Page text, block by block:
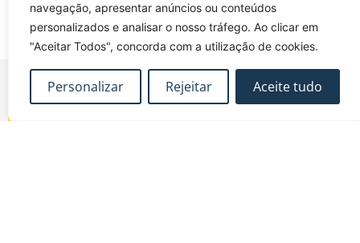
navegação, apresentar anúncios ou conteúdos
personalizados e analisar o nosso tráfego. Ao clicar em
"Aceitar Todos", concorda com a utilização de cookies.
Personalizar Rejeitar Aceite tudo